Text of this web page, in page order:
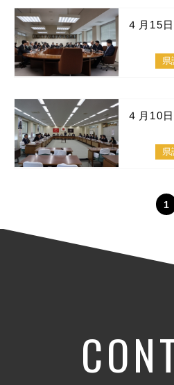
４月15
県
４月10
県
1